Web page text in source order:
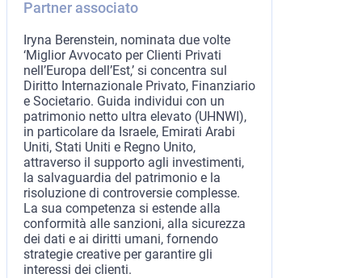
Partner associato
Iryna Berenstein, nominata due volte
‘Miglior Avvocato per Clienti Privati
nell’Europa dell’Est,’ si concentra sul
Diritto Internazionale Privato, Finanziario
e Societario. Guida individui con un
patrimonio netto ultra elevato (UHNWI),
in particolare da Israele, Emirati Arabi
Uniti, Stati Uniti e Regno Unito,
attraverso il supporto agli investimenti,
la salvaguardia del patrimonio e la
risoluzione di controversie complesse.
La sua competenza si estende alla
conformità alle sanzioni, alla sicurezza
dei dati e ai diritti umani, fornendo
strategie creative per garantire gli
interessi dei clienti.